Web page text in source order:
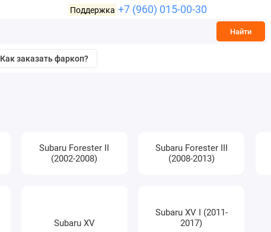
Поддержка +7 (960) 015-00-30
Найти
Как заказать фаркоп?
Subaru Forester II
(2002-2008)
Subaru Forester III
(2008-2013)
Subaru XV
Subaru XV I (2011-
2017)